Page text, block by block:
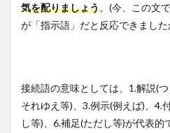
気を配りましょう。(今、この文
が「指示語」だと反応できました
接続語の意味としては、1.解説(つ
それゆえ等)、3.例示(例えば)、4.
し等)、6.補足(ただし等)が代表